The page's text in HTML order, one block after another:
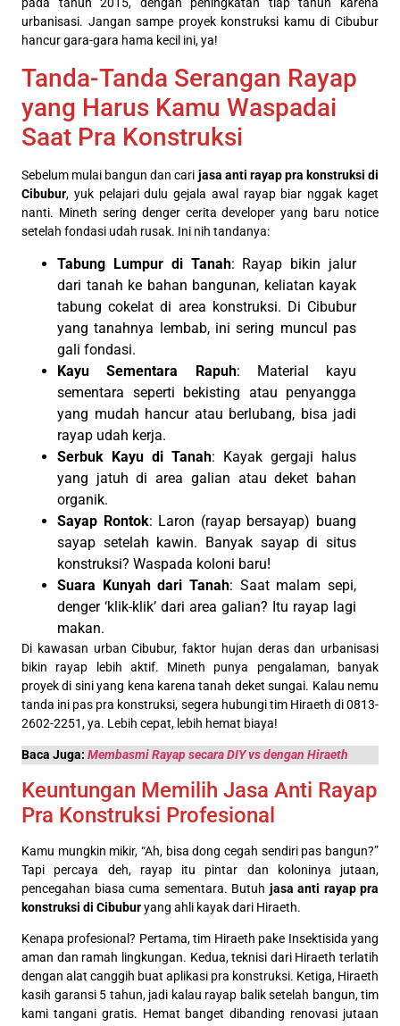
urbanisasi. Jangan sampe proyek konstruksi kamu di Cibubur
hancur gara-gara hama kecil ini, ya!
Tanda-Tanda Serangan Rayap
yang Harus Kamu Waspadai
Saat Pra Konstruksi
Sebelum mulai bangun dan cari jasa anti rayap pra konstruksi di
Cibubur, yuk pelajari dulu gejala awal rayap biar nggak kaget
nanti. Mineth sering denger cerita developer yang baru notice
setelah fondasi udah rusak. Ini nih tandanya:
Tabung Lumpur di Tanah: Rayap bikin jalur
dari tanah ke bahan bangunan, keliatan kayak
tabung cokelat di area konstruksi. Di Cibubur
yang tanahnya lembab, ini sering muncul pas
gali fondasi.
Kayu Sementara Rapuh: Material kayu
sementara seperti bekisting atau penyangga
yang mudah hancur atau berlubang, bisa jadi
rayap udah kerja.
Serbuk Kayu di Tanah: Kayak gergaji halus
yang jatuh di area galian atau deket bahan
organik.
Sayap Rontok: Laron (rayap bersayap) buang
sayap setelah kawin. Banyak sayap di situs
konstruksi? Waspada koloni baru!
Suara Kunyah dari Tanah: Saat malam sepi,
denger ‘klik-klik’ dari area galian? Itu rayap lagi
makan.
Di kawasan urban Cibubur, faktor hujan deras dan urbanisasi
bikin rayap lebih aktif. Mineth punya pengalaman, banyak
proyek di sini yang kena karena tanah deket sungai. Kalau nemu
tanda ini pas pra konstruksi, segera hubungi tim Hiraeth di 0813-
2602-2251, ya. Lebih cepat, lebih hemat biaya!
Baca Juga: Membasmi Rayap secara DIY vs dengan Hiraeth
Keuntungan Memilih Jasa Anti Rayap
Pra Konstruksi Profesional
Kamu mungkin mikir, “Ah, bisa dong cegah sendiri pas bangun?”
Tapi percaya deh, rayap itu pintar dan koloninya jutaan,
pencegahan biasa cuma sementara. Butuh jasa anti rayap pra
konstruksi di Cibuburyang ahli kayak dari Hiraeth.
Kenapa profesional? Pertama, tim Hiraeth pake Insektisida yang
aman dan ramah lingkungan. Kedua, teknisi dari Hiraeth terlatih
dengan alat canggih buat aplikasi pra konstruksi. Ketiga, Hiraeth
kasih garansi 5 tahun, jadi kalau rayap balik setelah bangun, tim
kami tangani gratis. Hemat banget dibanding renovasi jutaan